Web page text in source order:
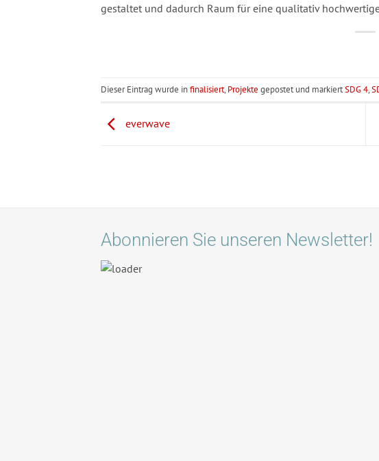
gestaltet und dadurch Raum für eine qualitativ
Dieser Eintrag wurde infinalisiert, Projekte gepostet und markiertSDG 4,
everwave
Abonnieren Sie unseren Newsletter!